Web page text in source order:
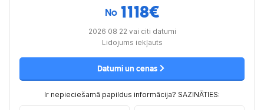
No 1118€
2026 08 22 vai citi datumi
Lidojums iekļauts
Datumi un cenas
Ir nepieciešamā papildus informācija? SAZINĀTIES: